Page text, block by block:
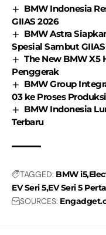
BMW Indonesia
GIIAS 2026
BMW Astra
Spesial Sambut
The New BMW X5
Penggerak
BMW Group
03 ke Proses Produksi
BMW Indonesia
Terbaru
TAGGED: BMW i5
EV Seri 5EV Seri 5
SOURCES: